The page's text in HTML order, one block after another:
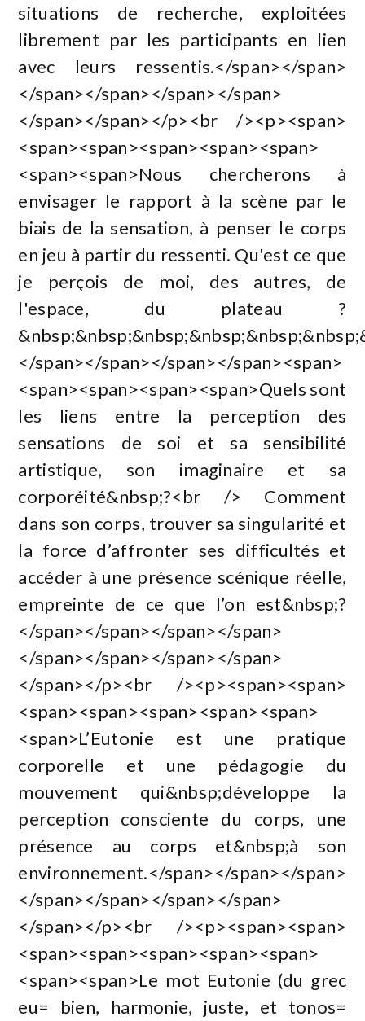
situations de recherche, exploitées
librement par les participants en lien
avec leurs ressentis.</span></span>
</span></span></span></span>
</span></span></p><br /><p><span>
<span><span><span><span><span>
<span><span>Nous chercherons à
envisager le rapport à la scène par le
biais de la sensation, à penser le corps
en jeu à partir du ressenti. Qu'est ce que
je perçois de moi, des autres, de
l'espace, du plateau ?
</span></span></span></span><span>
<span><span><span><span>Quels sont
les liens entre la perception des
sensations de soi et sa sensibilité
artistique, son imaginaire et sa
corporéité&nbsp;?<br /> Comment
dans son corps, trouver sa singularité et
la force d’affronter ses difficultés et
accéder à une présence scénique réelle,
empreinte de ce que l’on est&nbsp;?
</span></span></span></span>
</span></span></span></span>
</span></p><br /><p><span><span>
<span><span><span><span><span>
<span>L’Eutonie est une pratique
corporelle et une pédagogie du
mouvement qui&nbsp;développe la
perception consciente du corps, une
présence au corps et&nbsp;à son
environnement.</span></span></span>
</span></span></span></span>
</span></p><br /><p><span><span>
<span><span><span><span><span>
<span><span>Le mot Eutonie (du grec
eu= bien, harmonie, juste, et tonos=